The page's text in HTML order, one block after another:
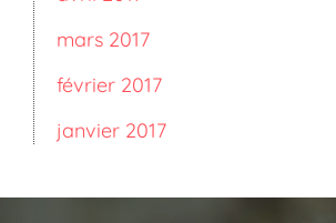
mars 2017
février 2017
janvier 2017